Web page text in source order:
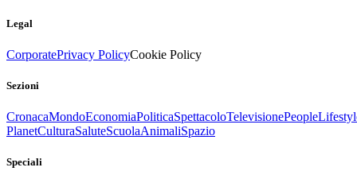
Legal
CorporatePrivacy PolicyCookie Policy
Sezioni
CronacaMondoEconomiaPoliticaSpettacoloTelevisionePeople
PlanetCulturaSaluteScuolaAnimaliSpazio
Speciali